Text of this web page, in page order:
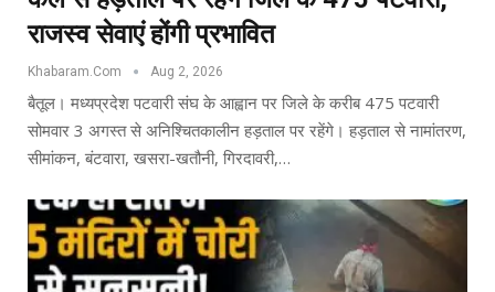
राजस्व सेवाएं होंगी प्रभावित
Khabaram.Com Aug 2, 2026
बैतूल। मध्यप्रदेश पटवारी संघ के आह्वान पर जिले के करीब 475 पटवारी
सोमवार 3 अगस्त से अनिश्चितकालीन हड़ताल पर रहेंगे। हड़ताल से नामांतरण,
सीमांकन, बंटवारा, खसरा-खतौनी, गिरदावरी,…